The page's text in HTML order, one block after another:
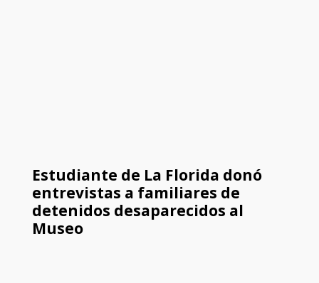
Estudiante de La Florida donó
entrevistas a familiares de
detenidos desaparecidos al
Museo